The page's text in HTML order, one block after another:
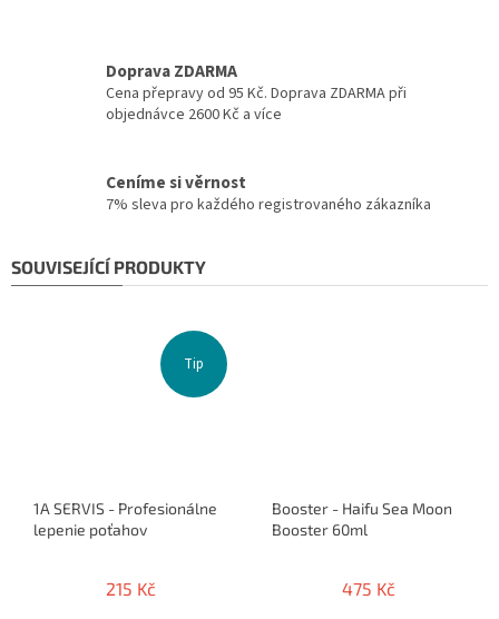
Doprava ZDARMA
Cena přepravy od 95 Kč. Doprava ZDARMA při
objednávce 2600 Kč a více
Ceníme si věrnost
7% sleva pro každého registrovaného zákazníka
SOUVISEJÍCÍ PRODUKTY
Tip
1A SERVIS - Profesionálne
lepenie poťahov
215 Kč
Booster - Haifu Sea Moon
Booster 60ml
475 Kč